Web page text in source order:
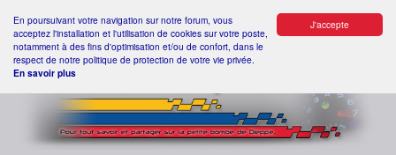
J'accepte
En poursuivant votre navigation sur notre forum, vous
acceptez l'installation et l'utilisation de cookies sur votre poste,
notamment à des fins d'optimisation et/ou de confort, dans le
respect de notre politique de protection de votre vie privée.
En savoir plus